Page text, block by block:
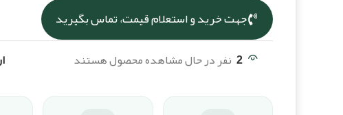
جهت خرید و استعلام قیمت، تماس بگیرید
2 نفر در حال مشاهده محصول هستند